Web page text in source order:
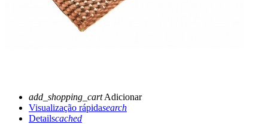
add_shopping_cartAdicionar
Visualização rápidasearch
Detailscached